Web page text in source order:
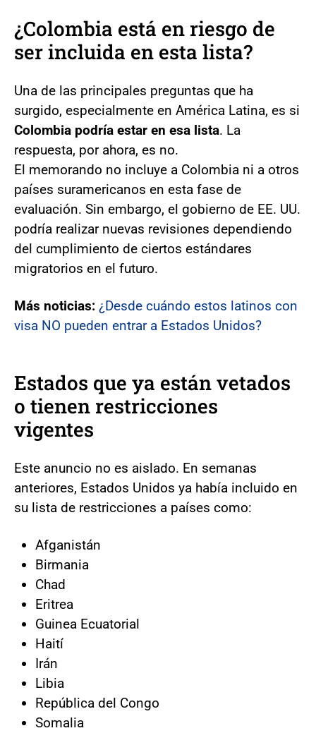
¿Colombia está en riesgo de
ser incluida en esta lista?
Una de las principales preguntas que ha
surgido, especialmente en América Latina, es si
Colombia podría estar en esa lista. La
respuesta, por ahora, es no.
El memorando no incluye a Colombia ni a otros
países suramericanos en esta fase de
evaluación. Sin embargo, el gobierno de EE. UU.
podría realizar nuevas revisiones dependiendo
del cumplimiento de ciertos estándares
migratorios en el futuro.
Más noticias: ¿Desde cuándo estos latinos con
visa NO pueden entrar a Estados Unidos?
Estados que ya están vetados
o tienen restricciones
vigentes
Este anuncio no es aislado. En semanas
anteriores, Estados Unidos ya había incluido en
su lista de restricciones a países como:
Afganistán
Birmania
Chad
Eritrea
Guinea Ecuatorial
Haití
Irán
Libia
República del Congo
Somalia